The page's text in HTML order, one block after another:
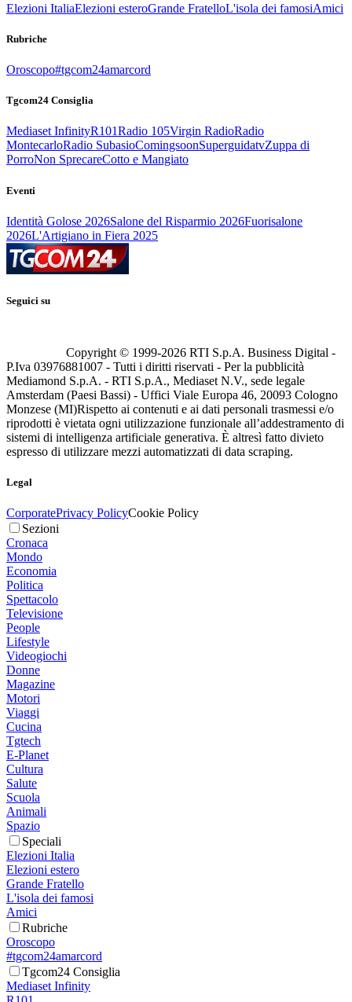
Elezioni ItaliaElezioni esteroGrande FratelloL'isola dei famosiAmici
Rubriche
Oroscopo#tgcom24amarcord
Tgcom24 Consiglia
Mediaset InfinityR101Radio 105Virgin RadioRadio
MontecarloRadio SubasioComingsoonSuperguidatvZuppa di
PorroNon SprecareCotto e Mangiato
Eventi
Identità Golose 2026Salone del Risparmio 2026Fuorisalone
2026L'Artigiano in Fiera 2025
Seguici su
Copyright © 1999-2026 RTI S.p.A. Business Digital -
P.Iva 03976881007 - Tutti i diritti riservati - Per la pubblicità
Mediamond S.p.A. - RTI S.p.A., Mediaset N.V., sede legale
Amsterdam (Paesi Bassi) - Uffici Viale Europa 46, 20093 Cologno
Monzese (MI)Rispetto ai contenuti e ai dati personali trasmessi e/o
riprodotti è vietata ogni utilizzazione funzionale all’addestramento di
sistemi di intelligenza artificiale generativa. È altresì fatto divieto
espresso di utilizzare mezzi automatizzati di data scraping.
Legal
CorporatePrivacy PolicyCookie Policy
Sezioni
Cronaca
Mondo
Economia
Politica
Spettacolo
Televisione
People
Lifestyle
Videogiochi
Donne
Magazine
Motori
Viaggi
Cucina
Tgtech
E-Planet
Cultura
Salute
Scuola
Animali
Spazio
Speciali
Elezioni Italia
Elezioni estero
Grande Fratello
L'isola dei famosi
Amici
Rubriche
Oroscopo
#tgcom24amarcord
Tgcom24 Consiglia
Mediaset Infinity